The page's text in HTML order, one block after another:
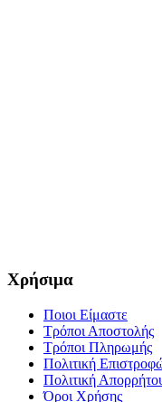
Χρήσιμα
Ποιοι Είμαστε
Τρόποι Αποστολής
Τρόποι Πληρωμής
Πολιτική
Πολιτική
Όροι Χρήσης